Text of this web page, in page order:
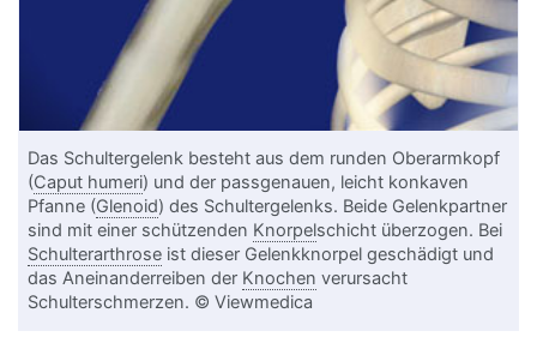
Das Schultergelenk besteht aus dem runden Oberarmkopf
(Caput humeri) und der passgenauen, leicht konkaven
Pfanne (Glenoid) des Schultergelenks. Beide Gelenkpartner
sind mit einer schützenden Knorpelschicht überzogen. Bei
Schulterarthrose ist dieser Gelenkknorpel geschädigt und
das Aneinanderreiben der Knochen verursacht
Schulterschmerzen. © Viewmedica